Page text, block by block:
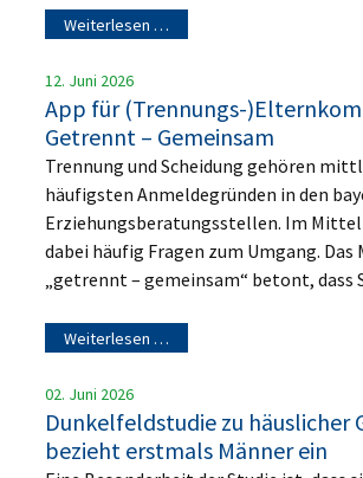
Weiterlesen …
12. Juni 2026
App für (Trennungs-
Getrennt – Gemeinsam
Trennung und Scheidung gehören
häufigsten Anmeldegründen in den
Erziehungsberatungsstellen. Im
dabei häufig Fragen zum Umgang. Das
„getrennt – gemeinsam“ betont, dass
Weiterlesen …
02. Juni 2026
Dunkelfeldstudie zu häuslicher
bezieht erstmals Männer ein